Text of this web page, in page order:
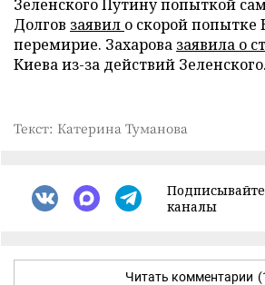
Зеленского Путину попыткой
Долгов заявил о скорой попытке
перемирие. Захарова заявила о
Киева из-за действий Зеленского.
Текст: Катерина Туманова
каналы
Читать комментарии